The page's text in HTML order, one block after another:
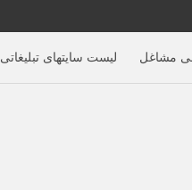
مشاغل لیست سایتهای تبلیغاتی